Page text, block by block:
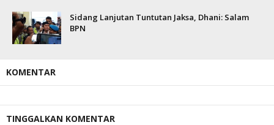
Sidang Lanjutan Tuntutan Jaksa, Dhani: Salam
BPN
KOMENTAR
TINGGALKAN KOMENTAR